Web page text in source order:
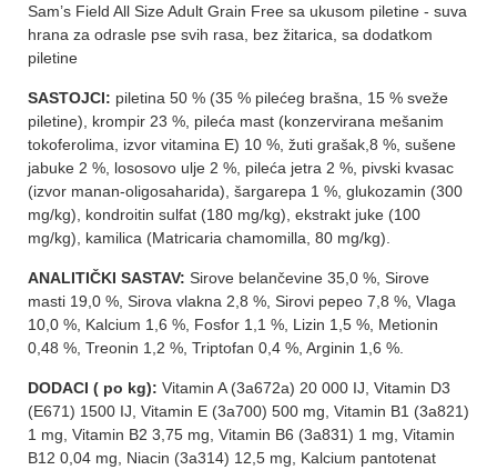
Sam’s Field All Size Adult Grain Free sa ukusom piletine - suva
hrana za odrasle pse svih rasa, bez žitarica, sa dodatkom
piletine
SASTOJCI: piletina 50 % (35 % pilećeg brašna, 15 % sveže
piletine), krompir 23 %, pileća mast (konzervirana mešanim
tokoferolima, izvor vitamina E) 10 %, žuti grašak,8 %, sušene
jabuke 2 %, lososovo ulje 2 %, pileća jetra 2 %, pivski kvasac
(izvor manan-oligosaharida), šargarepa 1 %, glukozamin (300
mg/kg), kondroitin sulfat (180 mg/kg), ekstrakt juke (100
mg/kg), kamilica (Matricaria chamomilla, 80 mg/kg).
ANALITIČKI SASTAV: Sirove belančevine 35,0 %, Sirove
masti 19,0 %, Sirova vlakna 2,8 %, Sirovi pepeo 7,8 %, Vlaga
10,0 %, Kalcium 1,6 %, Fosfor 1,1 %, Lizin 1,5 %, Metionin
0,48 %, Treonin 1,2 %, Triptofan 0,4 %, Arginin 1,6 %.
DODACI ( po kg): Vitamin A (3a672a) 20 000 IJ, Vitamin D3
(E671) 1500 IJ, Vitamin E (3a700) 500 mg, Vitamin B1 (3a821)
1 mg, Vitamin B2 3,75 mg, Vitamin B6 (3a831) 1 mg, Vitamin
B12 0,04 mg, Niacin (3a314) 12,5 mg, Kalcium pantotenat